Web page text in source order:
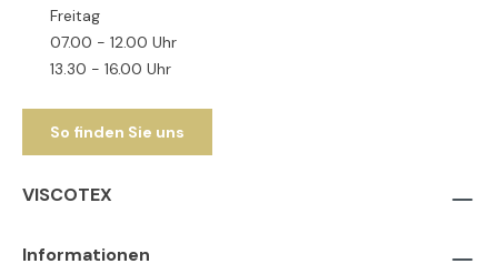
Freitag
07.00 - 12.00 Uhr
13.30 - 16.00 Uhr
So finden Sie uns
VISCOTEX
Informationen